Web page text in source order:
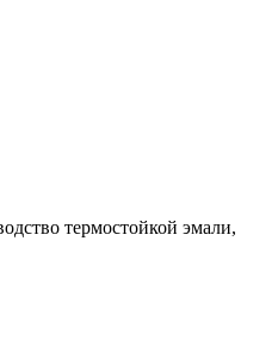
термостойкой эмали,